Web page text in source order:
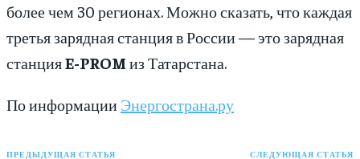
более чем 30 регионах. Можно сказать, что каждая
третья зарядная станция в России — это зарядная
станцияE-PROM из Татарстана.
По информации Энергострана.ру
ПРЕДЫДУЩАЯ СТАТЬЯ СЛЕДУЮЩАЯ СТАТЬЯ